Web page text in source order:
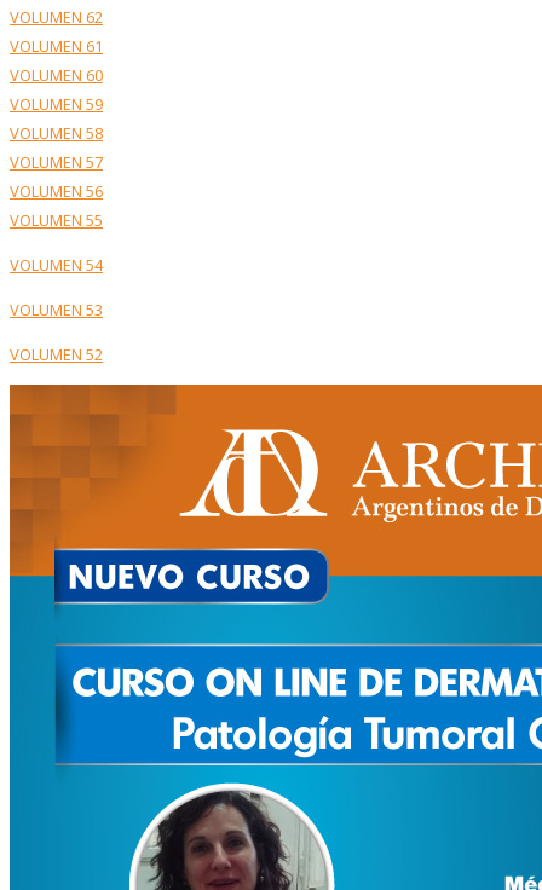
VOLUMEN 62
VOLUMEN 61
VOLUMEN 60
VOLUMEN 59
VOLUMEN 58
VOLUMEN 57
VOLUMEN 56
VOLUMEN 55
VOLUMEN 54
VOLUMEN 53
VOLUMEN 52